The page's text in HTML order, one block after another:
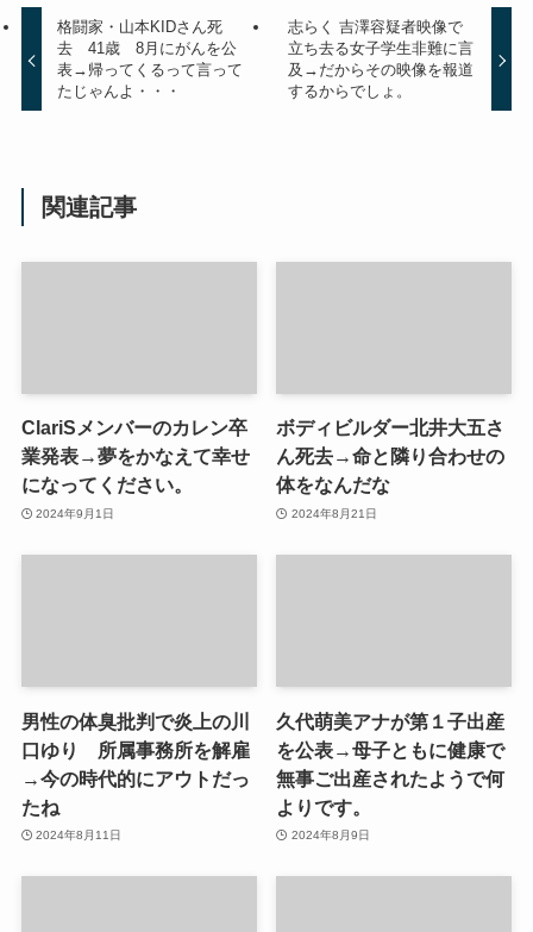
格闘家・山本KIDさん死
去 41歳 8月にがんを公
表→帰ってくるって言って
たじゃんよ・・・
志らく 吉澤容疑者映像で
立ち去る女子学生非難に言
及→だからその映像を報道
するからでしょ。
関連記事
ClariSメンバーのカレン卒
業発表→夢をかなえて幸せ
になってください。
2024年9月1日
ボディビルダー北井大五さ
ん死去→命と隣り合わせの
体をなんだな
2024年8月21日
男性の体臭批判で炎上の川
口ゆり 所属事務所を解雇
→今の時代的にアウトだっ
たね
2024年8月11日
久代萌美アナが第１子出産
を公表→母子ともに健康で
無事ご出産されたようで何
よりです。
2024年8月9日